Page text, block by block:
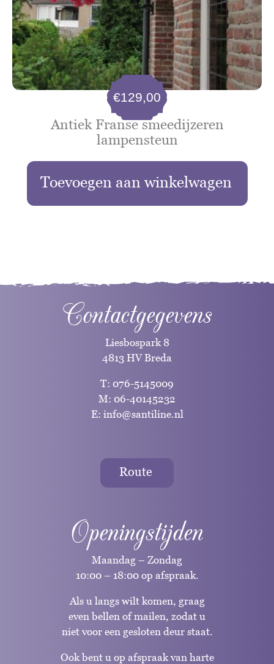
Antiek Franse smeedijzeren
lampensteun
€129,00
Toevoegen aan winkelwagen
Contactgegevens
Liesbospark 8
4813 HV Breda
T: 076-5145009
M: 06-40145232
E: info@santiline.nl
Route
Openingstijden
Maandag – Zondag
10:00 – 18:00 op afspraak.
Als u langs wilt komen, graag
even bellen of mailen, zodat u
niet voor een gesloten deur staat.
Ook bent u op afspraak van harte